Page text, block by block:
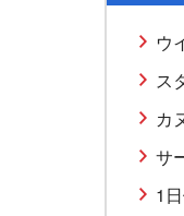
ウ
ス
カ
サ
1